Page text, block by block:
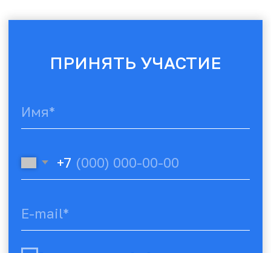
Политика конфиденциальности